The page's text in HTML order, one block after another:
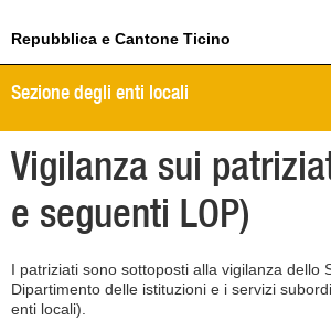
Repubblica e Cantone Ticino
Sezione degli enti locali
Vigilanza sui
e seguenti LOP)
I patriziati sono sottoposti alla vigilanza dello
Dipartimento delle istituzioni e i servizi
enti locali).